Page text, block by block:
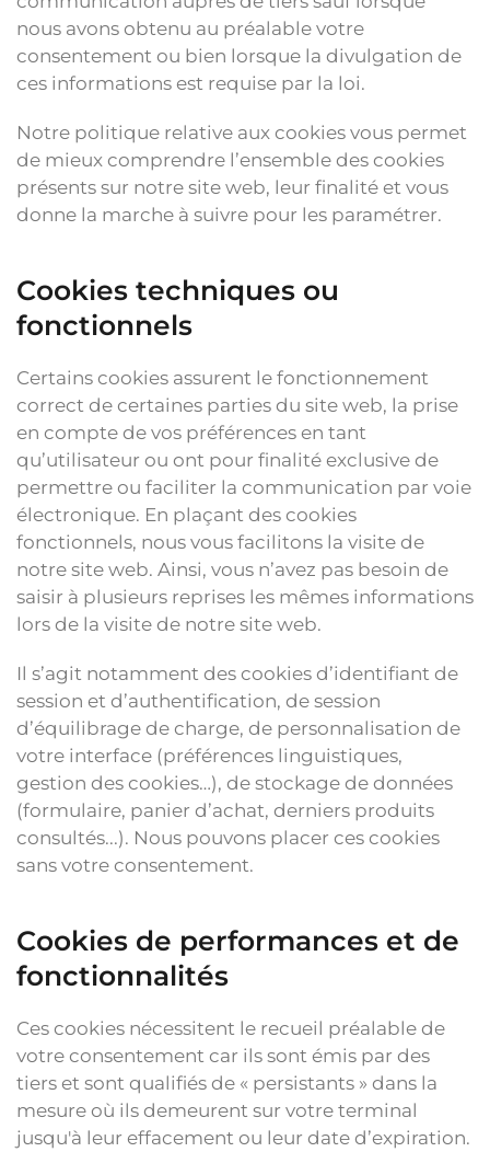
nous avons obtenu au préalable votre
consentement ou bien lorsque la divulgation de
ces informations est requise par la loi.
Notre politique relative aux cookies vous permet
de mieux comprendre l’ensemble des cookies
présents sur notre site web, leur finalité et vous
donne la marche à suivre pour les paramétrer.
Cookies techniques ou
fonctionnels
Certains cookies assurent le fonctionnement
correct de certaines parties du site web, la prise
en compte de vos préférences en tant
qu’utilisateur ou ont pour finalité exclusive de
permettre ou faciliter la communication par voie
électronique. En plaçant des cookies
fonctionnels, nous vous facilitons la visite de
notre site web. Ainsi, vous n’avez pas besoin de
saisir à plusieurs reprises les mêmes informations
lors de la visite de notre site web.
Il s’agit notamment des cookies d’identifiant de
session et d’authentification, de session
d’équilibrage de charge, de personnalisation de
votre interface (préférences linguistiques,
gestion des cookies…), de stockage de données
(formulaire, panier d’achat, derniers produits
consultés...). Nous pouvons placer ces cookies
sans votre consentement.
Cookies de performances et de
fonctionnalités
Ces cookies nécessitent le recueil préalable de
votre consentement car ils sont émis par des
tiers et sont qualifiés de « persistants » dans la
mesure où ils demeurent sur votre terminal
jusqu'à leur effacement ou leur date d’expiration.